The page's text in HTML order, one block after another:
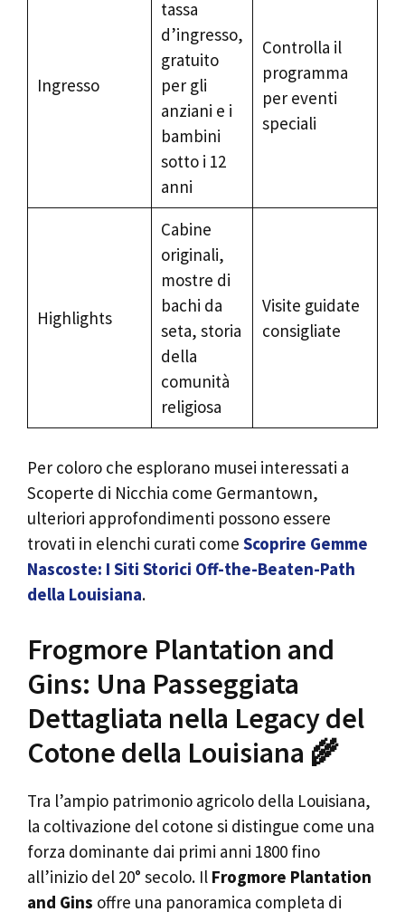
Ingresso
tassa
d’ingresso,
gratuito
per gli
anziani e i
bambini
sotto i 12
anni
Controlla il
programma
per eventi
speciali
Highlights
Cabine
originali,
mostre di
bachi da
seta, storia
della
comunità
religiosa
Visite guidate
consigliate
Per coloro che esplorano musei interessati a
Scoperte di Nicchia come Germantown,
ulteriori approfondimenti possono essere
trovati in elenchi curati come Scoprire Gemme
Nascoste: I Siti Storici Off-the-Beaten-Path
della Louisiana.
Frogmore Plantation and
Gins: Una Passeggiata
Dettagliata nella Legacy del
Cotone della Louisiana 🌾
Tra l’ampio patrimonio agricolo della Louisiana,
la coltivazione del cotone si distingue come una
forza dominante dai primi anni 1800 fino
all’inizio del 20° secolo. Il Frogmore Plantation
and Gins offre una panoramica completa di